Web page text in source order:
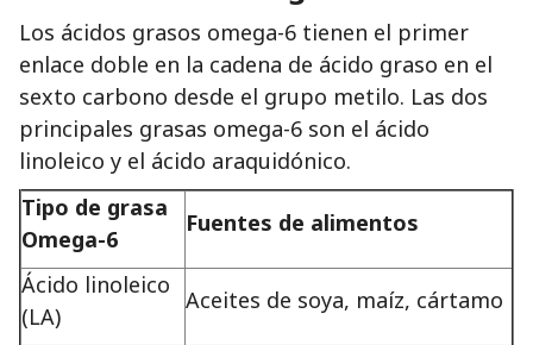
Los ácidos grasos omega-6 tienen el primer
enlace doble en la cadena de ácido graso en el
sexto carbono desde el grupo metilo. Las dos
principales grasas omega-6 son el ácido
linoleico y el ácido araquidónico.
Tipo de grasa
Omega-6
Fuentes de alimentos
Ácido linoleico
(LA)
Aceites de soya, maíz, cártamo